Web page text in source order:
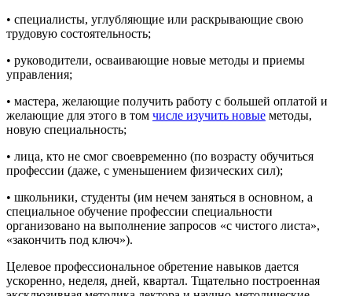
• специалисты, углубляющие или раскрывающие свою
трудовую состоятельность;
• руководители, осваивающие новые методы и приемы
управления;
• мастера, желающие получить работу с большей оплатой и
желающие для этого в том числе изучить новые методы,
новую специальность;
• лица, кто не смог своевременно (по возрасту обучиться
профессии (даже, с уменьшением физических сил);
• школьники, студенты (им нечем заняться в основном, а
специальное обучение профессии специальности
организовано на выполнение запросов «с чистого листа»,
«закончить под ключ»).
Целевое профессиональное обретение навыков дается
ускоренно, неделя, дней, квартал. Тщательно построенная